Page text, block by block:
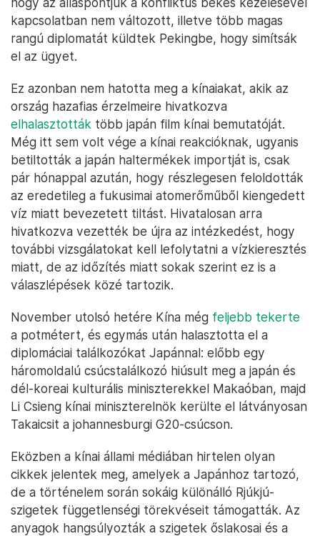
kapcsolatban nem változott, illetve több magas
rangú diplomatát küldtek Pekingbe, hogy simítsák
el az ügyet.
Ez azonban nem hatotta meg a kínaiakat, akik az
ország hazafias érzelmeire hivatkozva
elhalasztották több japán film kínai bemutatóját.
Még itt sem volt vége a kínai reakcióknak, ugyanis
betiltották a japán haltermékek importját is, csak
pár hónappal azután, hogy részlegesen feloldották
az eredetileg a fukusimai atomerőműből kiengedett
víz miatt bevezetett tiltást. Hivatalosan arra
hivatkozva vezették be újra az intézkedést, hogy
további vizsgálatokat kell lefolytatni a vízkieresztés
miatt, de az időzítés miatt sokak szerint ez is a
válaszlépések közé tartozik.
November utolsó hetére Kína még feljebb tekerte
a potmétert, és egymás után halasztotta el a
diplomáciai találkozókat Japánnal: előbb egy
háromoldalú csúcstalálkozó hiúsult meg a japán és
dél-koreai kulturális miniszterekkel Makaóban, majd
Li Csieng kínai miniszterelnök kerülte el látványosan
Takaicsit a johannesburgi G20-csúcson.
Eközben a kínai állami médiában hirtelen olyan
cikkek jelentek meg, amelyek a Japánhoz tartozó,
de a történelem során sokáig különálló Rjúkjú-
szigetek függetlenségi törekvéseit támogatták. Az
anyagok hangsúlyozták a szigetek őslakosai és a